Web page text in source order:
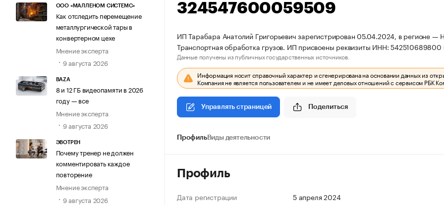
ООО «МАЛЛЕНОМ СИСТЕМС»
Как отследить перемещение
металлургической тары в
конвертерном цехе
Мнение эксперта
9 августа 2026
BAZA
8 и 12 ГБ видеопамяти в 2026
году — все
Мнение эксперта
9 августа 2026
ЭВОТРЕН
Почему тренер не должен
комментировать каждое
повторение
Мнение эксперта
9 августа 2026
324547600059509
ИП Тарабара Анатолий Григорьевич зарегистрирован 05.04.2024, в регионе —
Транспортная обработка грузов. ИП присвоены реквизиты ИНН:
Данные получены из публичных государственных источников.
Информация носит справочный характер и сгенерирована на основании данных из
Компания не является пользователем и не имеет деловых отношений с сервисом РБК
Управлять страницей Поделиться
ПрофильВиды деятельности
Профиль
Дата регистрации
5 апреля 2024